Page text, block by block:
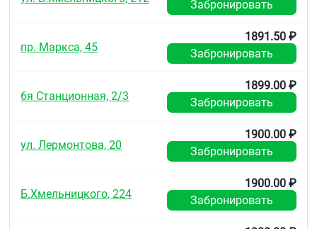
Забронировать
пр. Маркса, 45
1891.50 ₽
Забронировать
6я Станционная, 2/3
1899.00 ₽
Забронировать
ул. Лермонтова, 20
1900.00 ₽
Забронировать
Б.Хмельницкого, 224
1900.00 ₽
Забронировать